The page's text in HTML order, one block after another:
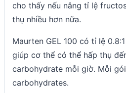
cho thấy nếu nâng tỉ lệ
thụ nhiều hơn nữa.
Maurten GEL 100 có tỉ lệ
giúp cơ thể có thể hấp thụ
carbohydrate mỗi giờ. Mỗi
carbohydrates.